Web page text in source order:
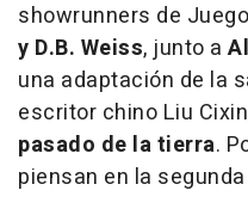
showrunners de
y D.B. Weiss, junto a
una adaptación de la
escritor chino Liu
pasado de la tierra.
piensan en la